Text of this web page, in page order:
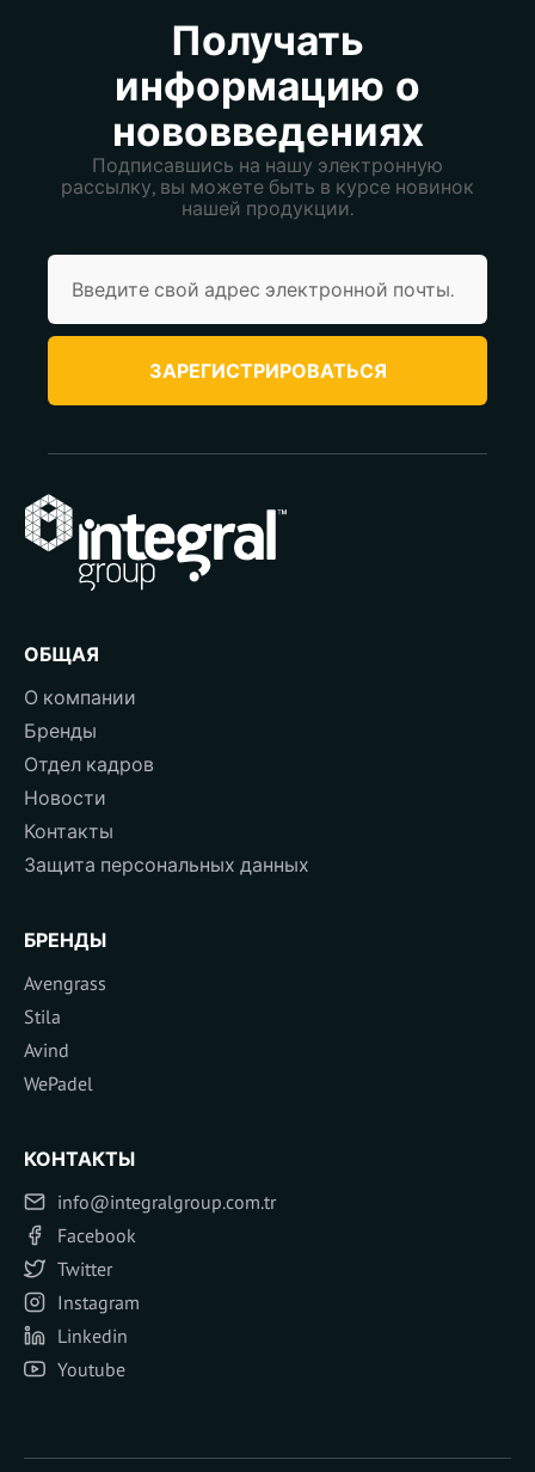
Получать
информацию о
нововведениях
Подписавшись на нашу электронную
рассылку, вы можете быть в курсе новинок
нашей продукции.
ЗАРЕГИСТРИРОВАТЬСЯ
ОБЩАЯ
О компании
Бренды
Отдел кадров
Новости
Контакты
Защита персональных данных
БРЕНДЫ
Avengrass
Stila
Avind
WePadel
КОНТАКТЫ
info@integralgroup.com.tr
Facebook
Twitter
Instagram
Linkedin
Youtube